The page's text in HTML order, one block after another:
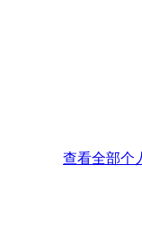
查看全部个